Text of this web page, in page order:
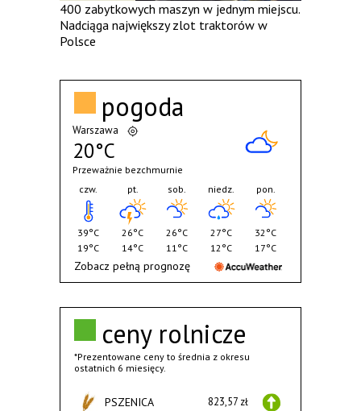
400 zabytkowych maszyn w jednym miejscu.
Nadciąga największy zlot traktorów w
Polsce
ceny rolnicze
*Prezentowane ceny to średnia z okresu
ostatnich 6 miesięcy.
PSZENICA 823,57 zł
pogoda
Warszawa
20°C
Przeważnie bezchmurnie
czw.
39°C
19°C
pt.
26°C
14°C
sob.
26°C
11°C
niedz.
27°C
12°C
pon.
32°C
17°C
Zobacz pełną prognozę